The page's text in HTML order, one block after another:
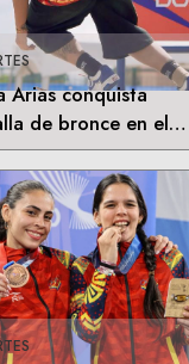
Arias conquista
de bronce en el
de los
Centroamericanos